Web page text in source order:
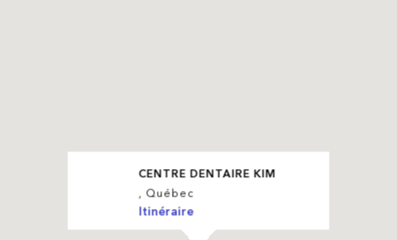
CENTRE DENTAIRE KIM
, Québec
Itinéraire